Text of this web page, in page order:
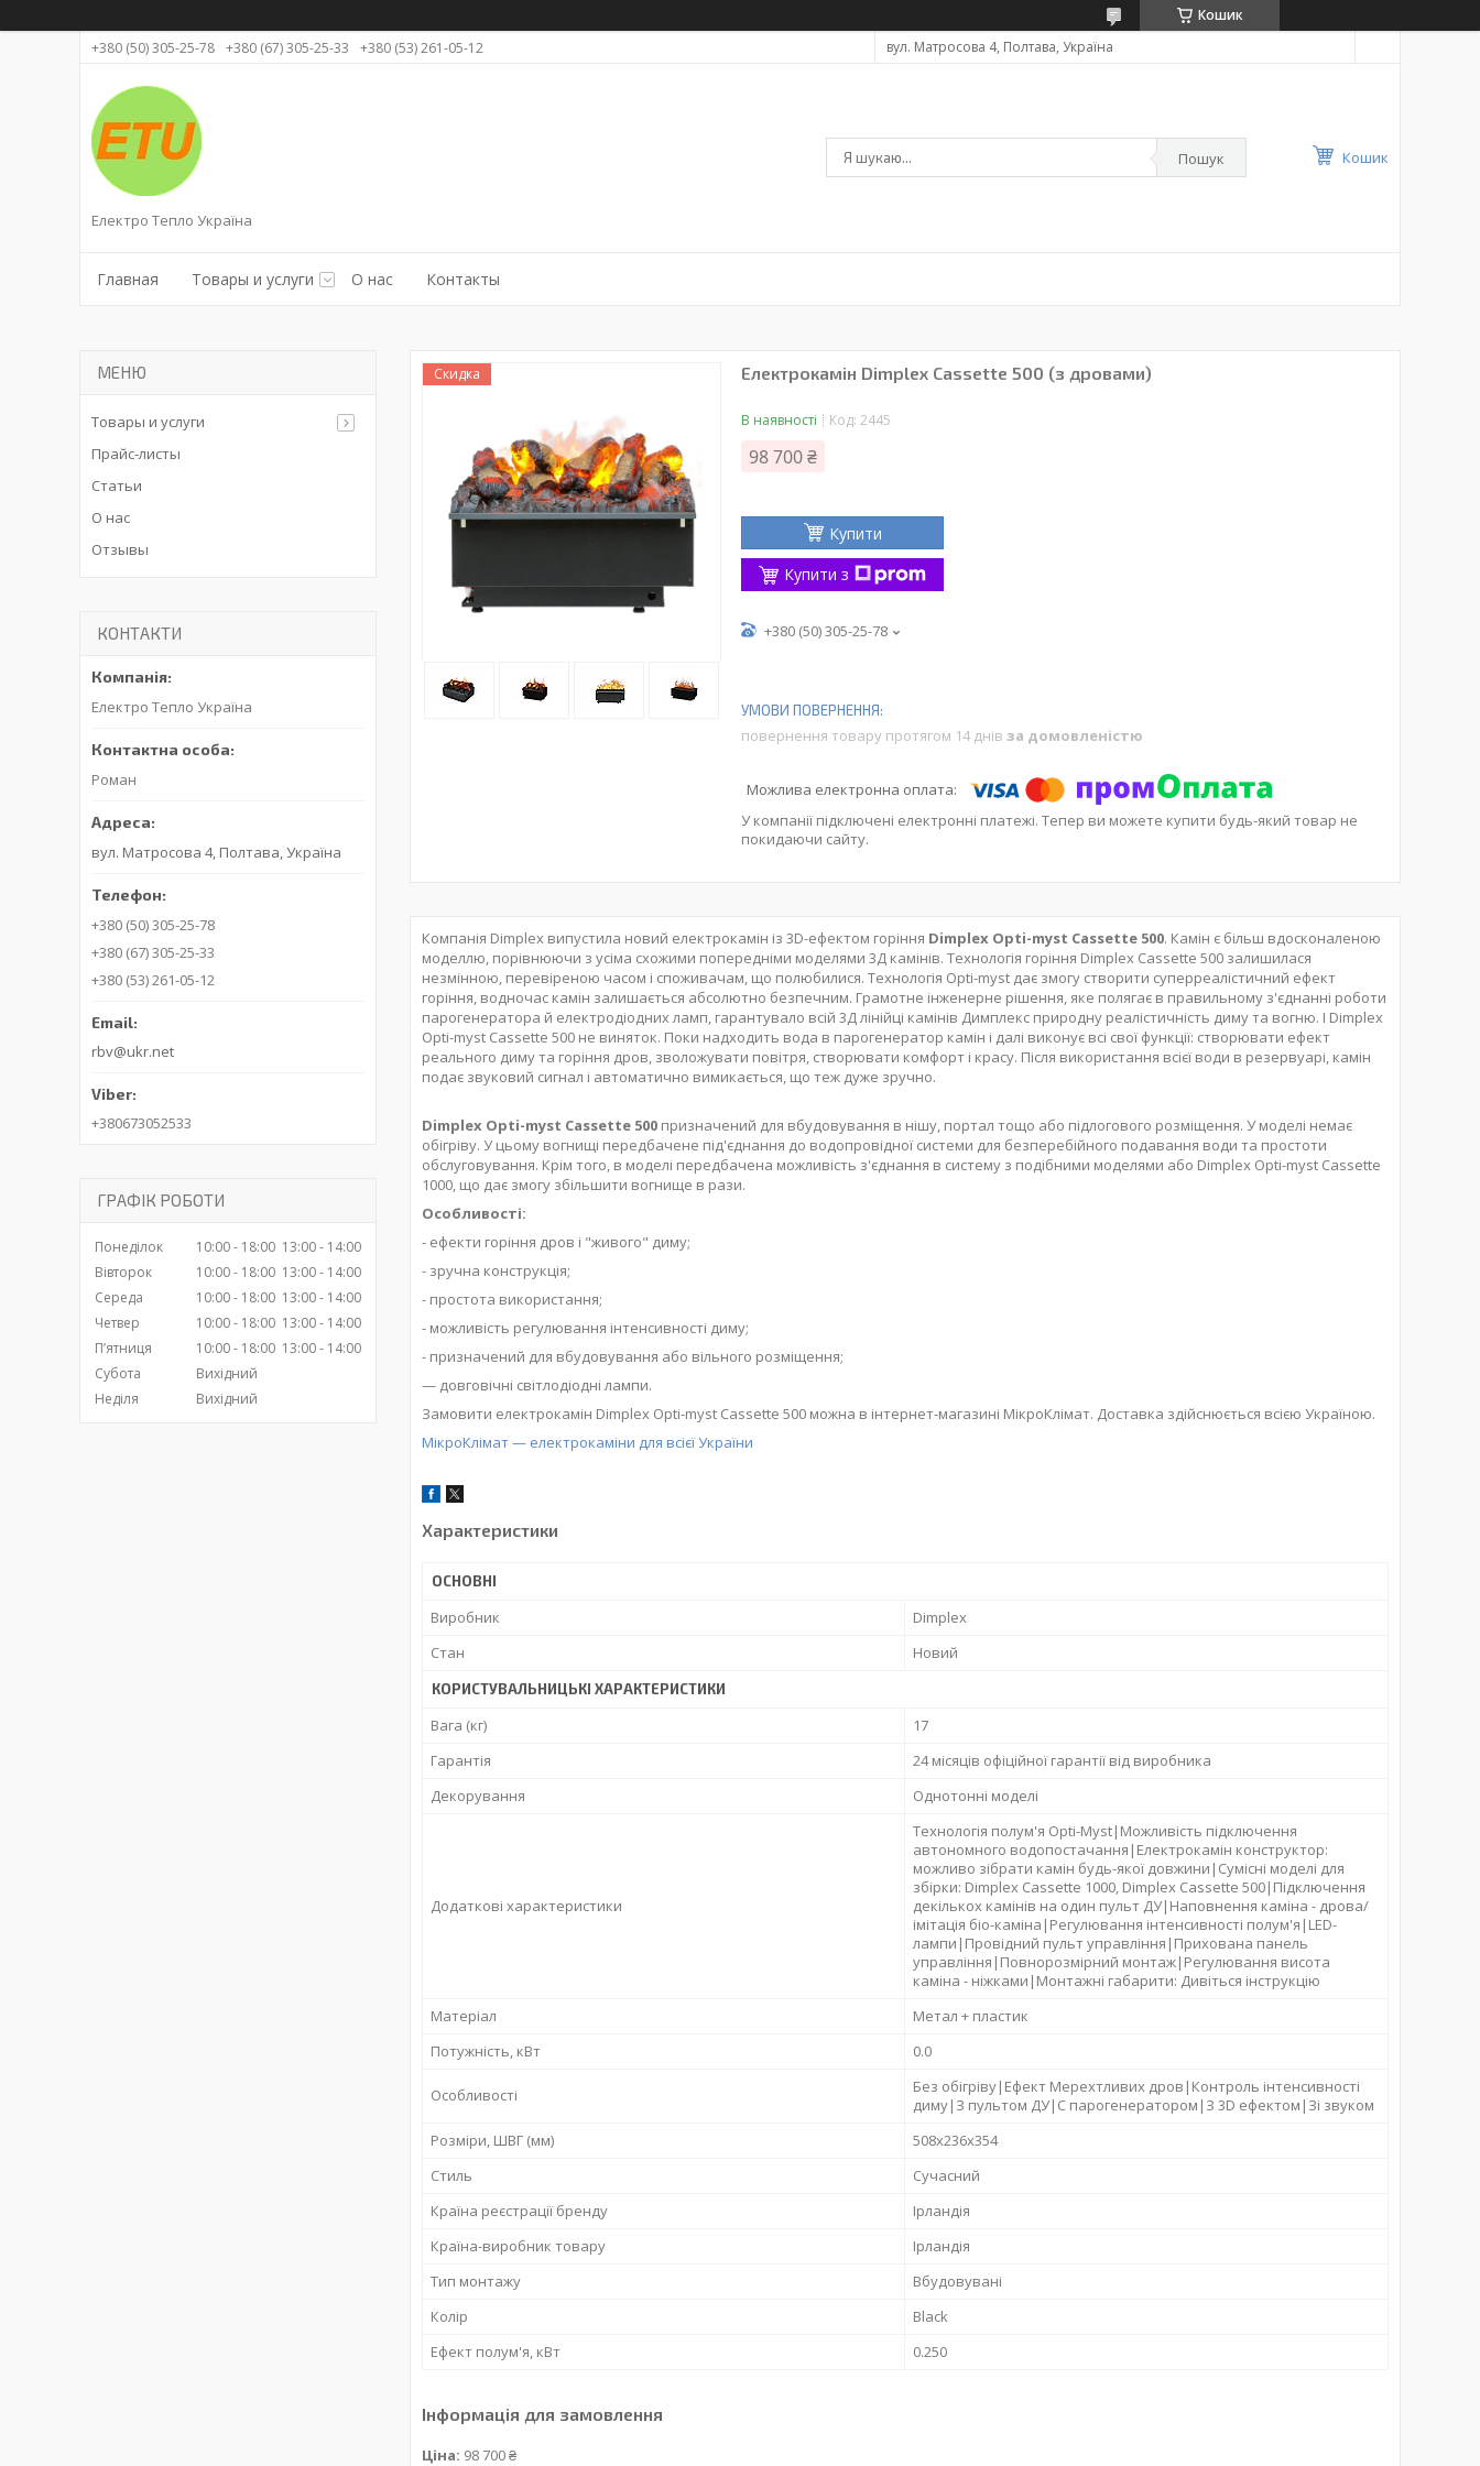
Кошик
+380 (50) 305-25-78 +380 (67) 305-25-33 +380 (53) 261-05-12 вул. Матросова 4, Полтава, Україна
Електро Тепло Україна
Пошук Кошик
Главная Товары и услуги О нас Контакты
Скидка Електрокамін Dimplex Cassette 500 (з дровами)
В наявності Код: 2445
98 700 ₴
Купити
Купити з
+380 (50) 305-25-78
повернення товару протягом 14 днів за домовленістю
У компанії підключені електронні платежі. Тепер ви можете купити будь-який товар не
покидаючи сайту.
Компанія Dimplex випустила новий електрокамін із 3D-ефектом горіння Dimplex Opti-myst Cassette 500. Камін є більш вдосконаленою
моделлю, порівнюючи з усіма схожими попередніми моделями 3Д камінів. Технологія горіння Dimplex Cassette 500 залишилася
незмінною, перевіреною часом і споживачам, що полюбилися. Технологія Opti-myst дає змогу створити суперреалістичний ефект
горіння, водночас камін залишається абсолютно безпечним. Грамотне інженерне рішення, яке полягає в правильному з'єднанні роботи
парогенератора й електродіодних ламп, гарантувало всій 3Д лінійці камінів Димплекс природну реалістичність диму та вогню. І Dimplex
Opti-myst Cassette 500 не виняток. Поки надходить вода в парогенератор камін і далі виконує всі свої функції: створювати ефект
реального диму та горіння дров, зволожувати повітря, створювати комфорт і красу. Після використання всієї води в резервуарі, камін
подає звуковий сигнал і автоматично вимикається, що теж дуже зручно.
Dimplex Opti-myst Cassette 500 призначений для вбудовування в нішу, портал тощо або підлогового розміщення. У моделі немає
обігріву. У цьому вогнищі передбачене під'єднання до водопровідної системи для безперебійного подавання води та простоти
обслуговування. Крім того, в моделі передбачена можливість з'єднання в систему з подібними моделями або Dimplex Opti-myst Cassette
1000, що дає змогу збільшити вогнище в рази.
Особливості:
- ефекти горіння дров і "живого" диму;
- зручна конструкція;
- простота використання;
- можливість регулювання інтенсивності диму;
- призначений для вбудовування або вільного розміщення;
— довговічні світлодіодні лампи.
Замовити електрокамін Dimplex Opti-myst Cassette 500 можна в інтернет-магазині МікроКлімат. Доставка здійснюється всією Україною.
МікроКлімат — електрокаміни для всієї України
Характеристики
ОСНОВНІ
Виробник
Dimplex
Стан
Новий
КОРИСТУВАЛЬНИЦЬКІ ХАРАКТЕРИСТИКИ
Вага (кг)
17
Гарантія
24 місяців офіційної гарантії від виробника
Декорування
Однотонні моделі
Додаткові характеристики
Технологія полум'я Opti-Myst|Можливість підключення
автономного водопостачання|Електрокамін конструктор:
можливо зібрати камін будь-якої довжини|Сумісні моделі для
збірки: Dimplex Cassette 1000, Dimplex Cassette 500|Підключення
декількох камінів на один пульт ДУ|Наповнення каміна - дрова/
імітація біо-каміна|Регулювання інтенсивності полум'я|LED-
лампи|Провідний пульт управління|Прихована панель
управління|Повнорозмірний монтаж|Регулювання висота
каміна - ніжками|Монтажні габарити: Дивіться інструкцію
Матеріал
Метал + пластик
Потужність, кВт
0.0
Особливості
Без обігріву|Ефект Мерехтливих дров|Контроль інтенсивності
диму|З пультом ДУ|С парогенератором|З 3D ефектом|Зі звуком
Розміри, ШВГ (мм)
508x236x354
Стиль
Сучасний
Країна реєстрації бренду
Ірландія
Країна-виробник товару
Ірландія
Тип монтажу
Вбудовувані
Колір
Black
Ефект полум'я, кВт
0.250
Інформація для замовлення
Ціна: 98 700 ₴
Товары и услуги
Прайс-листы
Статьи
О нас
Отзывы
КОНТАКТИ
Електро Тепло Україна
Роман
вул. Матросова 4, Полтава, Україна
+380 (50) 305-25-78
+380 (67) 305-25-33
+380 (53) 261-05-12
rbv@ukr.net
+380673052533
ГРАФІК РОБОТИ
Понеділок 10:00 18:00 13:00
14:00
Вівторок
10:00 18:00 13:00
14:00
Середа
10:00 18:00 13:00
14:00
Четвер
10:00 18:00 13:00
14:00
Пʼятниця
10:00 18:00 13:00
14:00
Субота
Вихідний
Неділя
Вихідний